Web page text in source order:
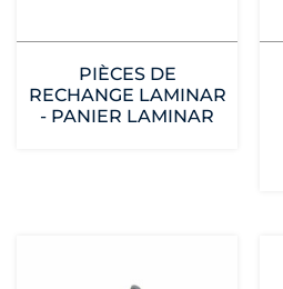
PIÈCES DE
RECHANGE LAMINAR
- PANIER LAMINAR